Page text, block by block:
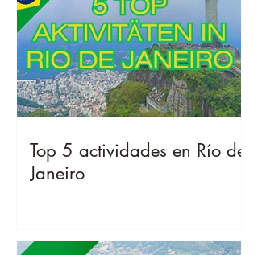
Top 5 actividades en Río de
Janeiro